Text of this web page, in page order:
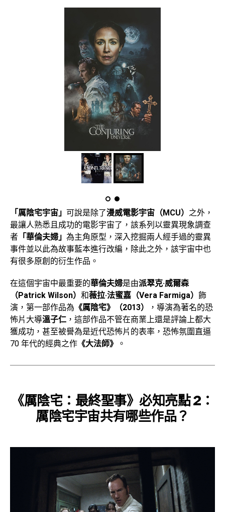
「厲陰宅宇宙」 可說是除了漫威電影宇宙（MCU） 之外，
最讓人熟悉且成功的電影宇宙了，該系列以靈異現象調查
者 「華倫夫婦」 為主角原型，深入挖掘兩人經手過的靈異
事件並以此為故事藍本進行改編，除此之外，該宇宙中也
有很多原創的衍生作品。
在這個宇宙中最重要的華倫夫婦是由派翠克·威爾森
（Patrick Wilson） 和薇拉·法蜜嘉（Vera Farmiga） 飾
演，第一部作品為 《厲陰宅》（2013）
，導演為著名的恐
怖片大導溫子仁 ，這部作品不管在商業上還是評論上都大
獲成功，甚至被譽為是近代恐怖片的表率，恐怖氛圍直逼
70 年代的經典之作 《大法師》 。
《厲陰宅：最終聖事》必知亮點 2：
厲陰宅宇宙共有哪些作品？